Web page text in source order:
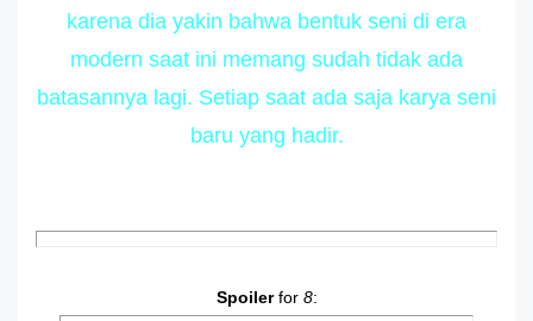
karena dia yakin bahwa bentuk seni di era
modern saat ini memang sudah tidak ada
batasannya lagi. Setiap saat ada saja karya seni
baru yang hadir.
Spoilerfor 8: